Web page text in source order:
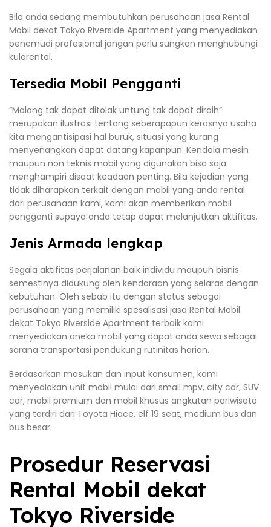
Bila anda sedang membutuhkan perusahaan jasa Rental
Mobil dekat Tokyo Riverside Apartment yang menyediakan
penemudi profesional jangan perlu sungkan menghubungi
kulorental.
Tersedia Mobil Pengganti
“Malang tak dapat ditolak untung tak dapat diraih”
merupakan ilustrasi tentang seberapapun kerasnya usaha
kita mengantisipasi hal buruk, situasi yang kurang
menyenangkan dapat datang kapanpun. Kendala mesin
maupun non teknis mobil yang digunakan bisa saja
menghampiri disaat keadaan penting. Bila kejadian yang
tidak diharapkan terkait dengan mobil yang anda rental
dari perusahaan kami, kami akan memberikan mobil
pengganti supaya anda tetap dapat melanjutkan aktifitas.
Jenis Armada lengkap
Segala aktifitas perjalanan baik individu maupun bisnis
semestinya didukung oleh kendaraan yang selaras dengan
kebutuhan. Oleh sebab itu dengan status sebagai
perusahaan yang memiliki spesalisasi jasa Rental Mobil
dekat Tokyo Riverside Apartment terbaik kami
menyediakan aneka mobil yang dapat anda sewa sebagai
sarana transportasi pendukung rutinitas harian.
Berdasarkan masukan dan input konsumen, kami
menyediakan unit mobil mulai dari small mpv, city car, SUV
car, mobil premium dan mobil khusus angkutan pariwisata
yang terdiri dari Toyota Hiace, elf 19 seat, medium bus dan
bus besar.
Prosedur Reservasi
Rental Mobil dekat
Tokyo Riverside